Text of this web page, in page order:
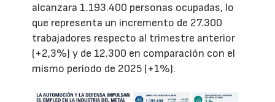
alcanzara 1.193.400 personas ocupadas, lo
que representa un incremento de 27.300
trabajadores respecto al trimestre anterior
(+2,3%) y de 12.300 en comparación con el
mismo periodo de 2025 (+1%).